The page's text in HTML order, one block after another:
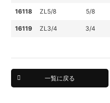
16118 ZL5/8 5/8
16119 ZL3/4 3/4
一覧に戻る